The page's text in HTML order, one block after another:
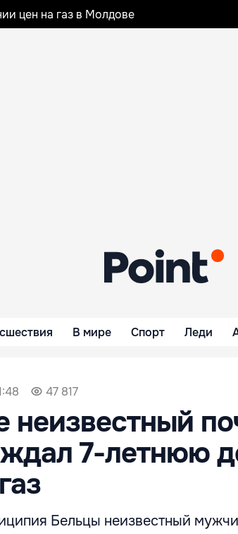
цен на газ в Молдове
В мире Спорт Леди
47 817
неизвестный
7-летнюю
Бельцы неизвестный